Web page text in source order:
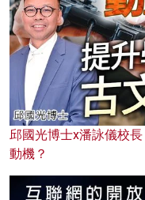
邱國光博士x潘詠儀校
動機？